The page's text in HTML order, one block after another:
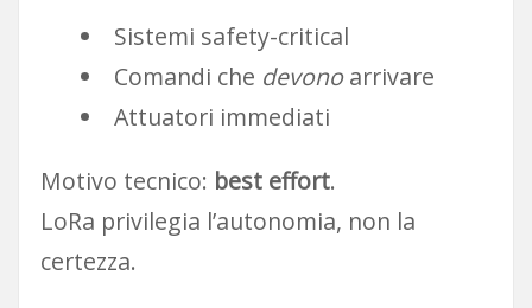
Sistemi safety-critical
Comandi che devonoarrivare
Attuatori immediati
Motivo tecnico: best effort.
LoRa privilegia l’autonomia, non la
certezza.